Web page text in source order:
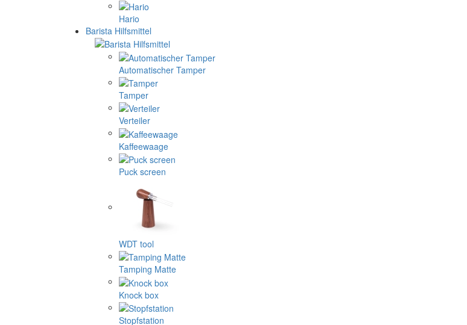
Hario
Barista Hilfsmittel
Automatischer Tamper
Tamper
Verteiler
Kaffeewaage
Puck screen
WDT tool
Tamping Matte
Knock box
Stopfstation